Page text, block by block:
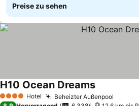
Preise zu sehen
4 Sterne Hotel Beheizter Außenpool
H10 Ocean Dreams